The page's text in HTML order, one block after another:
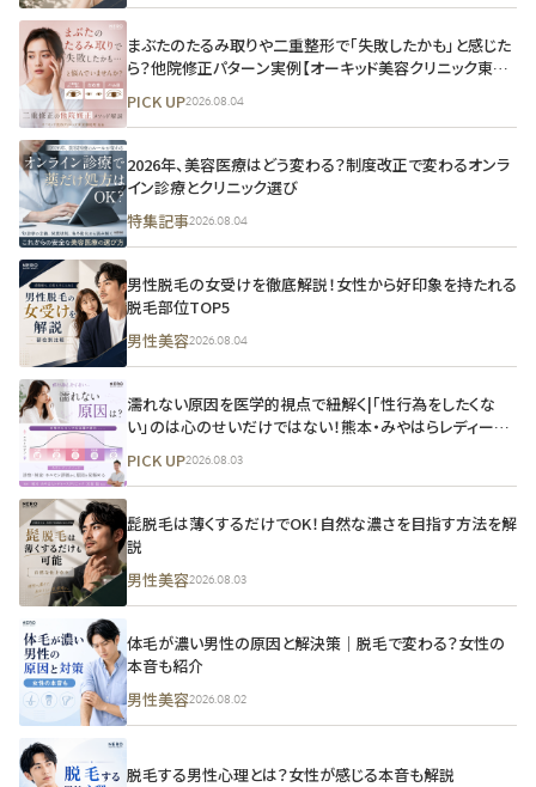
まぶたのたるみ取りや二重整形で「失敗したかも」と感じた
ら？他院修正パターン実例【オーキッド美容クリニック東京
PICK UP2026.08.04
2026年、美容医療はどう変わる？制度改正で変わるオンラ
イン診療とクリニック選び
特集記事2026.08.04
男性脱毛の女受けを徹底解説！女性から好印象を持たれる
脱毛部位TOP5
男性美容2026.08.04
濡れない原因を医学的視点で紐解く|「性行為をしたくな
い」のは心のせいだけではない！熊本・みやはらレディース
PICK UP2026.08.03
髭脱毛は薄くするだけでOK！自然な濃さを目指す方法を解
説
男性美容2026.08.03
体毛が濃い男性の原因と解決策｜脱毛で変わる？女性の
本音も紹介
男性美容2026.08.02
脱毛する男性心理とは？女性が感じる本音も解説